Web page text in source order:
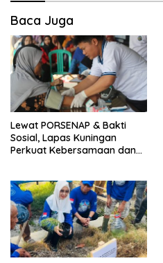
Baca Juga
Lewat PORSENAP & Bakti
Sosial, Lapas Kuningan
Perkuat Kebersamaan dan